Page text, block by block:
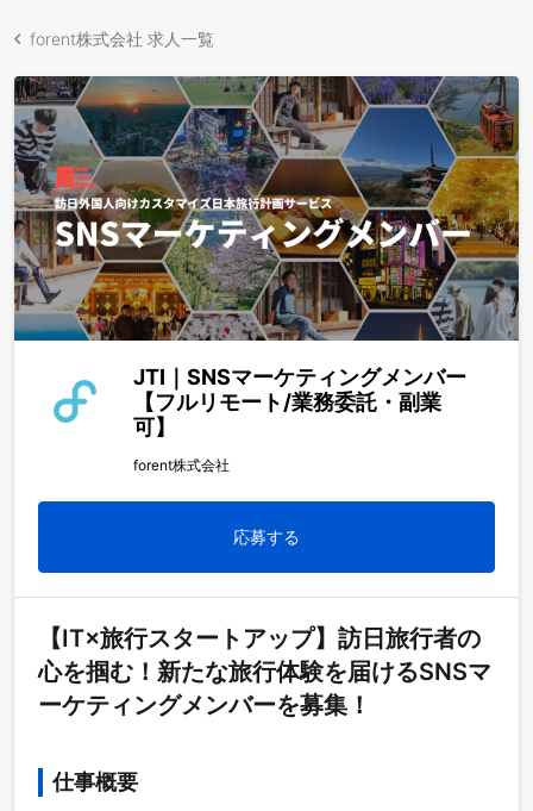
forent株式会社 求人一覧
JTI｜SNSマーケティングメンバー
【フルリモート/業務委託・副業
可】
forent株式会社
応募する
【IT×旅行スタートアップ】訪日旅行者の
心を掴む！新たな旅行体験を届けるSNSマ
ーケティングメンバーを募集！
仕事概要